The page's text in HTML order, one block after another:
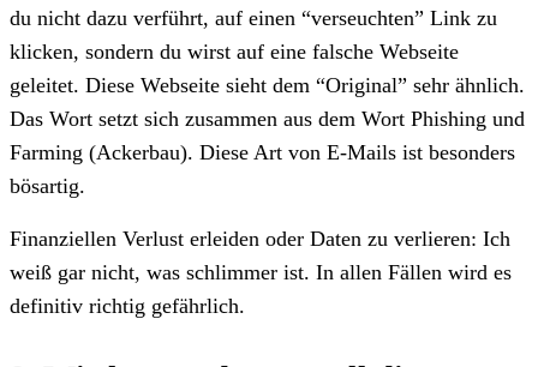
du nicht dazu verführt, auf einen “verseuchten” Link zu
klicken, sondern du wirst auf eine falsche Webseite
geleitet. Diese Webseite sieht dem “Original” sehr ähnlich.
Das Wort setzt sich zusammen aus dem Wort Phishing und
Farming (Ackerbau). Diese Art von E-Mails ist besonders
bösartig.
Finanziellen Verlust erleiden oder Daten zu verlieren: Ich
weiß gar nicht, was schlimmer ist. In allen Fällen wird es
definitiv richtig gefährlich.